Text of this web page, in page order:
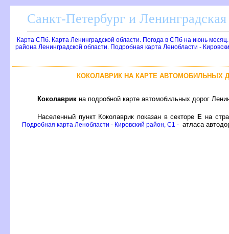
Санкт-Петербург и Ленинградская
Карта СПб. Карта Ленинградской области. Погода в СПб на июнь
района Ленинградской области. Подробная карта Ленобласти -
КОКОЛАВРИК НА КАРТЕ АВТОМОБИЛЬНЫХ
Коколаврик на подробной карте автомобильных дорог
Населенный пункт Коколаврик показан в сектореЕ на
Подробная карта Ленобласти - Кировский район, C1 - атласа